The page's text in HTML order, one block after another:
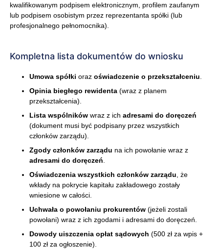
kwalifikowanym podpisem elektronicznym, profilem zaufanym
lub podpisem osobistym przez reprezentanta spółki (lub
profesjonalnego pełnomocnika).
Kompletna lista dokumentów do wniosku
Umowa spółki oraz oświadczenie o przekształceniu
Opinia biegłego rewidenta (wraz z planem
przekształcenia).
Lista wspólników wraz z ich adresami do doręczeń
(dokument musi być podpisany przez wszystkich
członków zarządu).
Zgody członków zarządu na ich powołanie wraz z
adresami do doręczeń
Oświadczenia wszystkich członków zarządu , że
wkłady na pokrycie kapitału zakładowego zostały
wniesione w całości.
Uchwała o powołaniu prokurentów (jeżeli zostali
powołani) wraz z ich zgodami i adresami do doręczeń.
Dowody uiszczenia opłat sądowych (500 zł za wpis +
100 zł za ogłoszenie).